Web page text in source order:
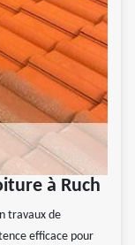
à Ruch
travaux de
efficace pour